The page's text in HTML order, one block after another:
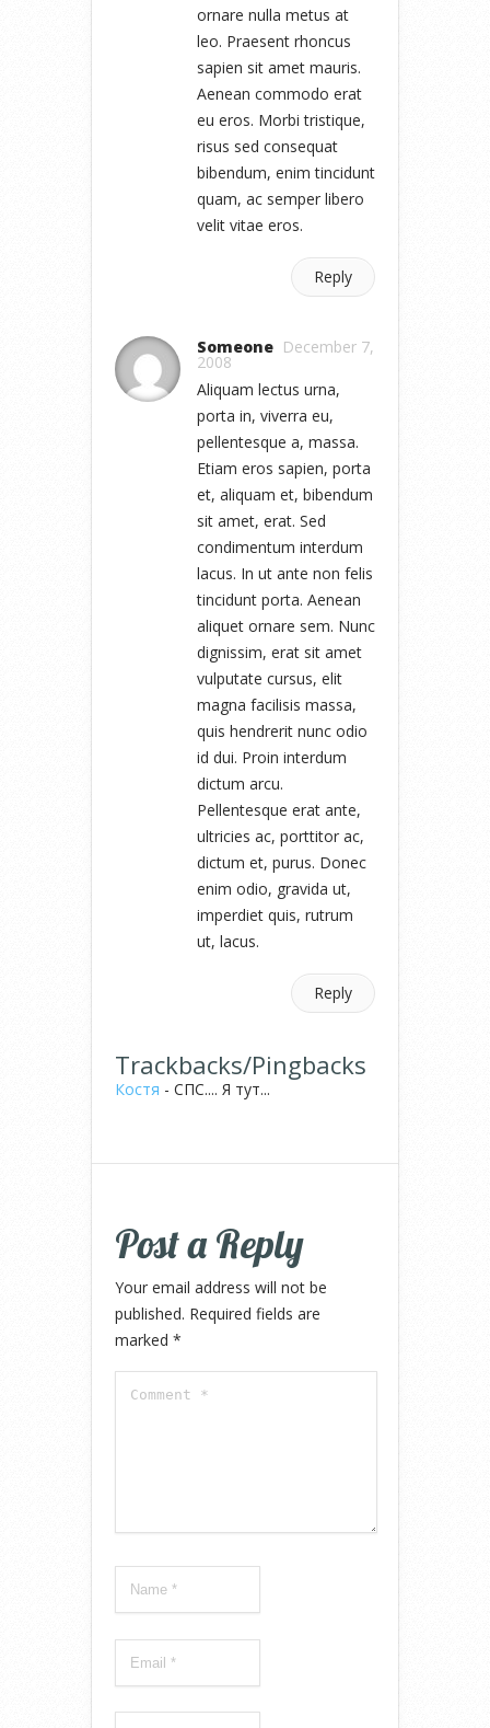
ornare nulla metus at
leo. Praesent rhoncus
sapien sit amet mauris.
Aenean commodo erat
eu eros. Morbi tristique,
risus sed consequat
bibendum, enim tincidunt
quam, ac semper libero
velit vitae eros.
Reply
Someone December 7,
2008
Aliquam lectus urna,
porta in, viverra eu,
pellentesque a, massa.
Etiam eros sapien, porta
et, aliquam et, bibendum
sit amet, erat. Sed
condimentum interdum
lacus. In ut ante non felis
tincidunt porta. Aenean
aliquet ornare sem. Nunc
dignissim, erat sit amet
vulputate cursus, elit
magna facilisis massa,
quis hendrerit nunc odio
id dui. Proin interdum
dictum arcu.
Pellentesque erat ante,
ultricies ac, porttitor ac,
dictum et, purus. Donec
enim odio, gravida ut,
imperdiet quis, rutrum
ut, lacus.
Reply
Trackbacks/Pingbacks
Костя - СПС.... Я тут...
Post a Reply
Your email address will not be
published. Required fields are
marked *